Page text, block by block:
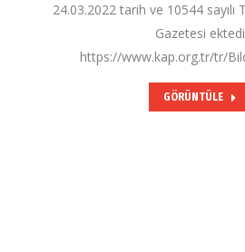
24.03.2022 tarih ve 10544 sayılı
Gazetesi
https://www.kap.org.tr/tr/
GÖRÜNTÜLE